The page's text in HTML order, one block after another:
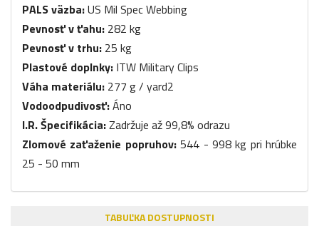
PALS väzba:US Mil Spec Webbing
Pevnosť v ťahu: 282 kg
Pevnosť v trhu: 25 kg
Plastové doplnky: ITW Military Clips
Váha materiálu: 277 g / yard2
Vodoodpudivosť:Áno
I.R. Špecifikácia:Zadržuje až 99,8% odrazu
Zlomové zaťaženie popruhov:544 - 998 kg pri hrúbke
25 - 50 mm
TABUĽKA DOSTUPNOSTI